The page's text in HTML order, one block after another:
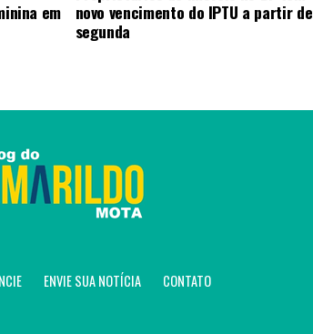
em
novo vencimento do IPTU a partir de
segunda
ENVIE SUA NOTÍCIA CONTATO